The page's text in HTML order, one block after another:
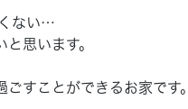
ない…
思います。
すことができるお家です。